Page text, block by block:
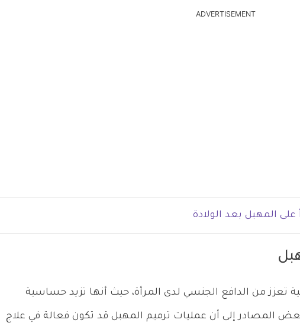
ADVERTISEMENT
على المهبل بعد الولادة
تعزز من الدافع الجنسي لدى المرأة، حيث أنها تزيد حساسية
بعض المصادر إلى أن عمليات ترميم المهبل قد تكون فعالة في علاج